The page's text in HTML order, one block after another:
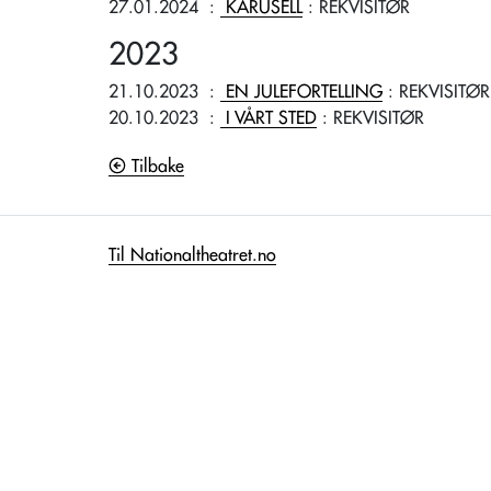
27.01.2024 : KARUSELL: REKVISITØR
2023
21.10.2023 : EN JULEFORTELLING: REKVISITØR
20.10.2023 : I VÅRT STED : REKVISITØR
Tilbake
Til Nationaltheatret.no